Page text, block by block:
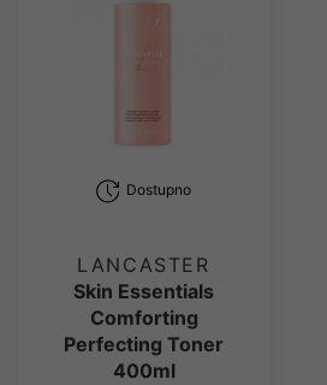
Dostupno
LANCASTER
Skin Essentials
Comforting
Perfecting Toner
400ml